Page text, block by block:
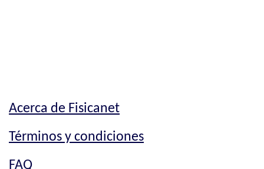
Acerca de Fisicanet
Términos y condiciones
FAQ